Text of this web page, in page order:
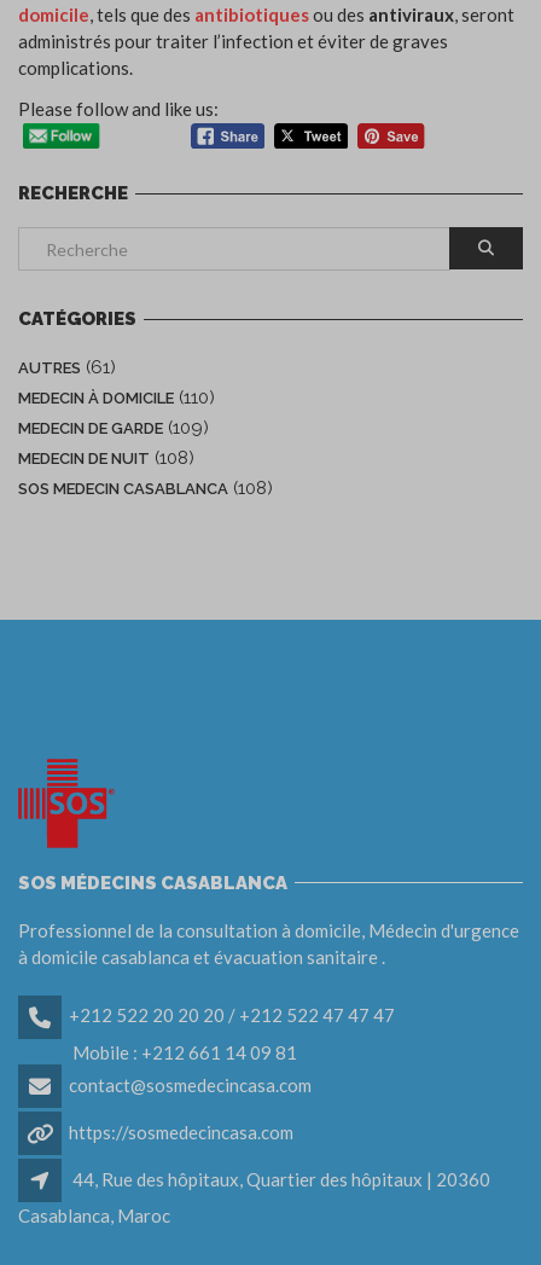
domicile, tels que des antibiotiquesou des antiviraux, seront
administrés pour traiter l’infection et éviter de graves
complications.
Please follow and like us:
RECHERCHE
CATÉGORIES
AUTRES (61)
MEDECIN À DOMICILE (110)
MEDECIN DE GARDE (109)
MEDECIN DE NUIT (108)
SOS MEDECIN CASABLANCA (108)
SOS MÉDECINS CASABLANCA
Professionnel de la consultation à domicile, Médecin d'urgence
à domicile casablanca et évacuation sanitaire .
+212 522 20 20 20 / +212 522 47 47 47
Mobile : +212 661 14 09 81
contact@sosmedecincasa.com
https://sosmedecincasa.com
44, Rue des hôpitaux, Quartier des hôpitaux | 20360
Casablanca, Maroc